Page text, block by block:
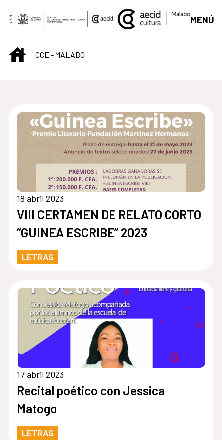
Saltar al contenido principal
MENÚ
INICIOCCE - MALABO
18 abril 2023
VIII CERTAMEN DE RELATO CORTO
“GUINEA ESCRIBE” 2023
LETRAS
17 abril 2023
Recital poético con Jessica
Matogo
LETRAS